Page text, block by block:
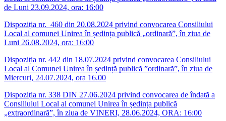
de Luni 23.09.2024, ora: 16:00
Dispoziția nr. 460 din 20.08.2024 privind convocarea Consiliului
Local al comunei Unirea în ședința publică „ordinară”, în ziua de
Luni 26.08.2024, ora: 16:00
Dispoziția nr. 442 din 18.07.2024 privind convocarea Consiliului
Local al Comunei Unirea în ședință publică ”ordinară”, în ziua de
Miercuri, 24.07.2024, ora 16.00
Dispoziția nr. 338 DIN 27.06.2024 privind convocarea de îndată a
Consiliului Local al comunei Unirea în ședința publică
„extraordinară”, în ziua de VINERI, 28.06.2024, ORA: 16:00